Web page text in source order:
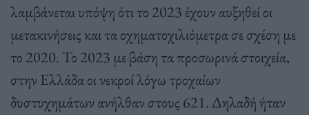
λαμβάνεται υπόψη ότι το 2023 έχουν αυξηθεί οι
μετακινήσεις και τα οχηματοχιλιόμετρα σε σχέση με
το 2020. Το 2023 με βάση τα προσωρινά στοιχεία,
στην Ελλάδα οι νεκροί λόγω τροχαίων
δυστυχημάτων ανήλθαν στους 621. Δηλαδή ήταν